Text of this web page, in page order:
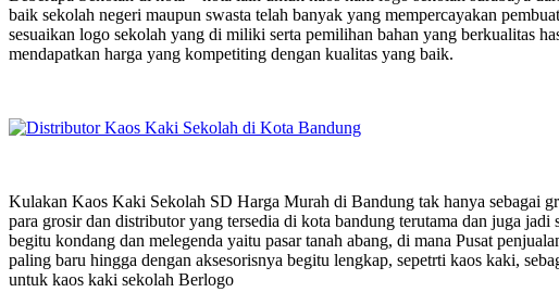
baik sekolah negeri maupun swasta telah banyak yang mempercayakan
sesuaikan logo sekolah yang di miliki serta pemilihan bahan yang berkualitas
mendapatkan harga yang kompetiting dengan kualitas yang baik.
Kulakan Kaos Kaki Sekolah SD Harga Murah di Bandung tak hanya sebagai
para grosir dan distributor yang tersedia di kota bandung terutama dan juga
begitu kondang dan melegenda yaitu pasar tanah abang, di mana Pusat
paling baru hingga dengan aksesorisnya begitu lengkap, sepetrti kaos kaki,
untuk kaos kaki sekolah Berlogo